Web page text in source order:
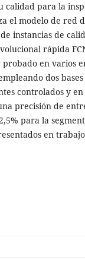
calidad para la
el modelo de red
instancias de
rápida
en varios
dos
controlados y
precisión de
para la
en